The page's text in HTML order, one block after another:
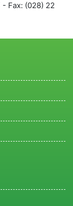
Fax: (028) 22